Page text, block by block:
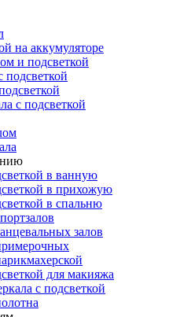
на аккумуляторе
и подсветкой
подсветкой
с подсветкой
в ванную
в прихожую
в спальню
залов
для макияжа
с подсветкой